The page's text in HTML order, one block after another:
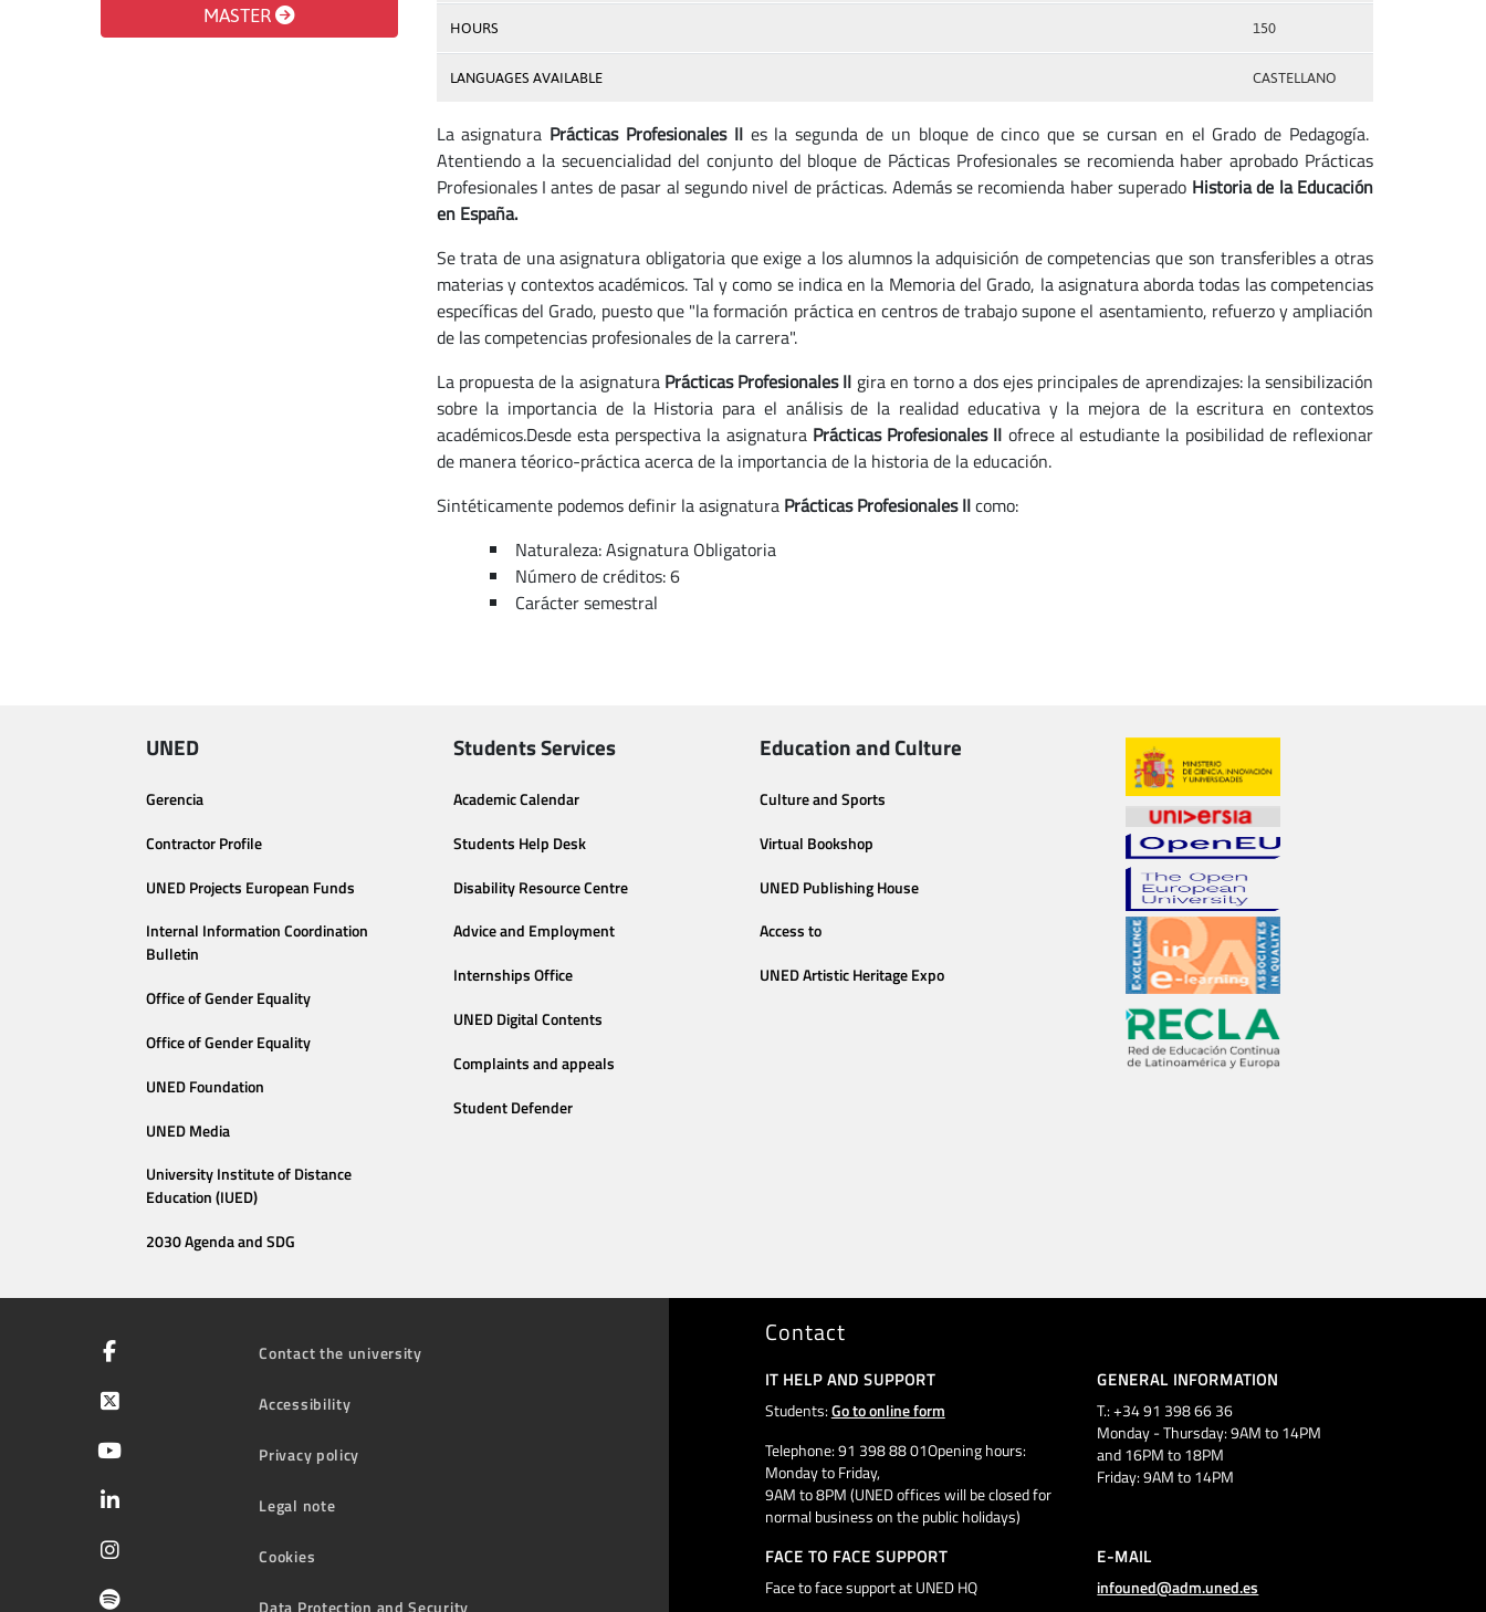
MASTER
HOURS 150
LANGUAGES AVAILABLE CASTELLANO
La asignatura Prácticas Profesionales II es la segunda de un bloque de cinco que se cursan en el Grado de Pedagogía.
Atentiendo a la secuencialidad del conjunto del bloque de Pácticas Profesionales se recomienda haber aprobado Prácticas
Profesionales I antes de pasar al segundo nivel de prácticas. Además se recomienda haber superado Historia de la Educación
en España.
Se trata de una asignatura obligatoria que exige a los alumnos la adquisición de competencias que son transferibles a otras
materias y contextos académicos. Tal y como se indica en la Memoria del Grado, la asignatura aborda todas las competencias
específicas del Grado, puesto que "la formación práctica en centros de trabajo supone el asentamiento, refuerzo y ampliación
de las competencias profesionales de la carrera".
La propuesta de la asignatura Prácticas Profesionales II gira en torno a dos ejes principales de aprendizajes: la sensibilización
sobre la importancia de la Historia para el análisis de la realidad educativa y la mejora de la escritura en contextos
académicos.Desde esta perspectiva la asignatura Prácticas Profesionales II ofrece al estudiante la posibilidad de reflexionar
de manera téorico-práctica acerca de la importancia de la historia de la educación.
Sintéticamente podemos definir la asignatura Prácticas Profesionales IIcomo:
Naturaleza: Asignatura Obligatoria
Número de créditos: 6
Carácter semestral
UNED
Gerencia
Contractor Profile
UNED Projects European Funds
Internal Information Coordination
Bulletin
Office of Gender Equality
Office of Gender Equality
UNED Foundation
UNED Media
University Institute of Distance
Education (IUED)
2030 Agenda and SDG
Students Services
Academic Calendar
Students Help Desk
Disability Resource Centre
Advice and Employment
Internships Office
UNED Digital Contents
Complaints and appeals
Student Defender
Education and Culture
Culture and Sports
Virtual Bookshop
UNED Publishing House
Access to
UNED Artistic Heritage Expo
Contact the university
Accessibility
Privacy policy
Legal note
Cookies
Data Protection and Security
Contact
IT HELP AND SUPPORT
Students:Go to online form
Telephone: 91 398 88 01Opening hours:
Monday to Friday,
9AM to 8PM (UNED offices will be closed for
normal business on the public holidays)
GENERAL INFORMATION
T.: +34 91 398 66 36
Monday - Thursday: 9AM to 14PM
and 16PM to 18PM
Friday: 9AM to 14PM
FACE TO FACE SUPPORT
Face to face support at UNED HQ
E-MAIL
infouned@adm.uned.es